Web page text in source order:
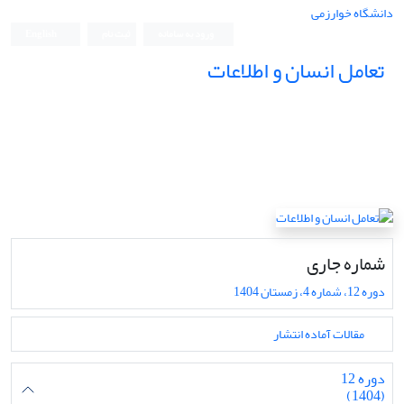
دانشگاه خوارزمی
تعامل انسان و اطلاعات
شماره جاری
دوره 12، شماره 4، زمستان 1404
مقالات آماده انتشار
دوره 12
(1404)